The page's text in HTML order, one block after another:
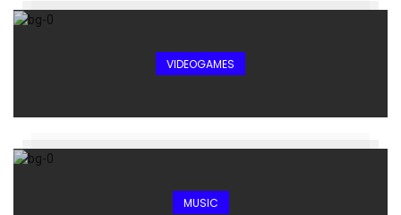
VIDEOGAMES
MUSIC